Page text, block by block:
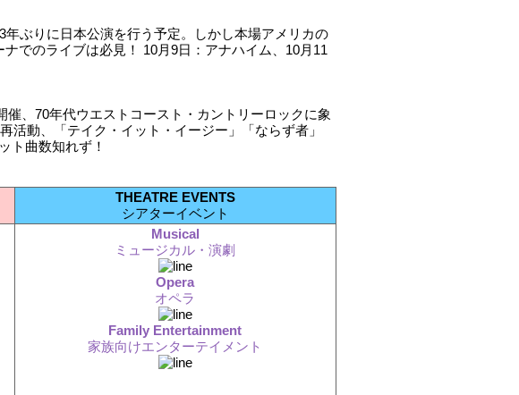
ぶりに日本公演を行う予定。しかし本場アメリカの
でのライブは必見！ 10月9日：アナハイム、10月11
催、70年代ウエストコースト・カントリーロックに象
活動、「テイク・イット・イージー」「ならず者」
ト曲数知れず！
THEATRE EVENTS
シアターイベント
Musical
ミュージカル・演劇
Opera
オペラ
Family Entertainment
家族向けエンターテイメント